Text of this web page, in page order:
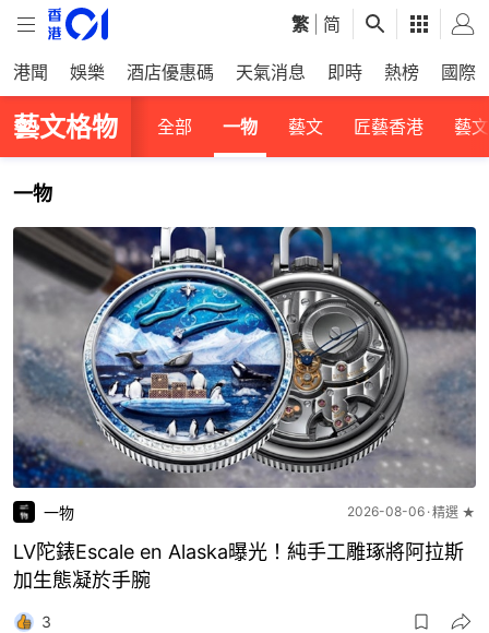
繁 简
港聞 娛樂 酒店優惠碼 天氣消息 即時 熱榜 國際
藝文格物 全部 一物 藝文 匠藝香港 藝
一物
一物 2026-08-06 精選 ★
LV陀錶Escale en Alaska曝光！純手工雕琢將阿拉斯
加生態凝於手腕
3